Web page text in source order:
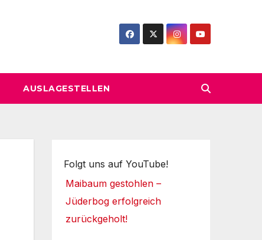
AUSLAGESTELLEN
Folgt uns auf YouTube!
Maibaum gestohlen –
Jüderbog erfolgreich
zurückgeholt!